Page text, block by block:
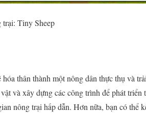
trại: Tiny Sheep
hóa thân thành một nông dân thực thụ và
và xây dựng các công trình để phát
nông trại hấp dẫn. Hơn nữa, bạn có thể